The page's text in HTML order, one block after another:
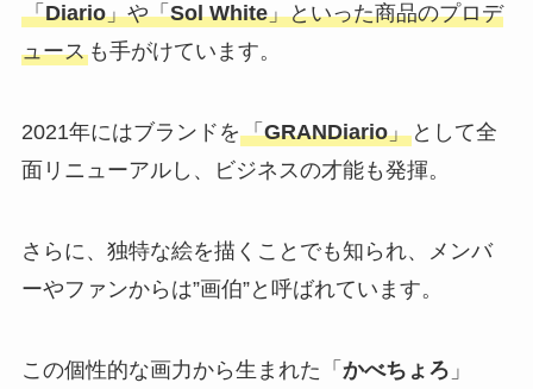
「Diario」や「Sol White」といった商品のプロデ
ュースも手がけています。
2021年にはブランドを「GRANDiario」として全
面リニューアルし、ビジネスの才能も発揮。
さらに、独特な絵を描くことでも知られ、メンバ
ーやファンからは”画伯”と呼ばれています。
この個性的な画力から生まれた「 かべちょろ 」